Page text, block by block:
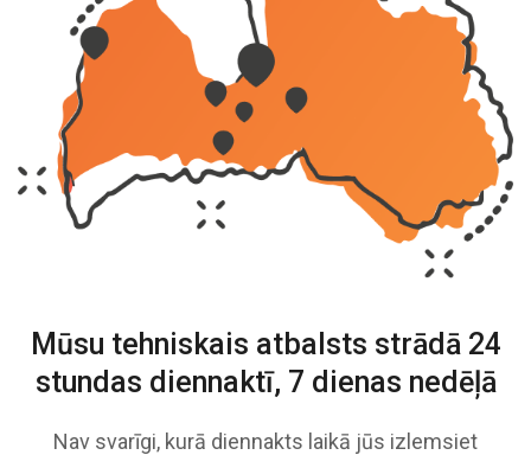
Mūsu tehniskais atbalsts strādā 24
stundas diennaktī, 7 dienas nedēļā
Nav svarīgi, kurā diennakts laikā jūs izlemsiet